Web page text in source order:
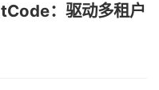
：驱动多租户